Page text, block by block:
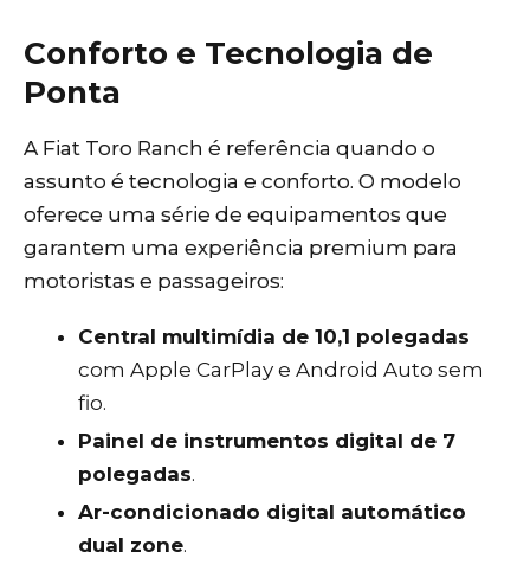
Conforto e Tecnologia de
Ponta
A Fiat Toro Ranch é referência quando o
assunto é tecnologia e conforto. O modelo
oferece uma série de equipamentos que
garantem uma experiência premium para
motoristas e passageiros:
Central multimídia de 10,1 polegadas
com Apple CarPlay e Android Auto sem
fio.
Painel de instrumentos digital de 7
polegadas.
Ar-condicionado digital automático
dual zone.